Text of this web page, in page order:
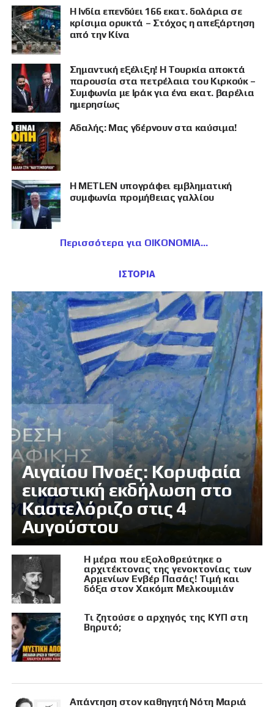
Η Ινδία επενδύει 166 εκατ. δολάρια σε
κρίσιμα ορυκτά – Στόχος η απεξάρτηση
από την Κίνα
Σημαντική εξέλιξη! Η Τουρκία αποκτά
παρουσία στα πετρέλαια του Κιρκούκ –
Συμφωνία με Ιράκ για ένα εκατ. βαρέλια
ημερησίως
Αδαλής: Μας γδέρνουν στα καύσιμα!
Η METLEN υπογράφει εμβληματική
συμφωνία προμήθειας γαλλίου
Περισσότερα για ΟΙΚΟΝΟΜΙΑ
ΙΣΤΟΡΙΑ
Αιγαίου Πνοές: Κορυφαία
εικαστική εκδήλωση στο
Καστελόριζο στις 4
Αυγούστου
Η μέρα που εξολοθρεύτηκε ο
αρχιτέκτονας της γενοκτονίας των
Αρμενίων Ενβέρ Πασάς! Τιμή και
δόξα στον Χακόμπ Μελκουμιάν
Τι ζητούσε ο αρχηγός της ΚΥΠ στη
Βηρυτό;
Απάντηση στον καθηγητή Νότη Μαριά